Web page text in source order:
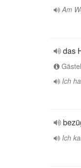
Am
das
Ich
Ich